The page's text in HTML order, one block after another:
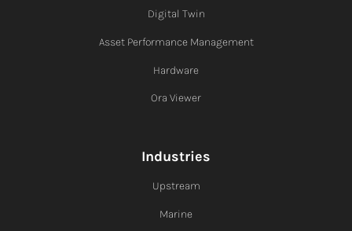
Digital Twin
Asset Performance Management
Hardware
Ora Viewer
Industries
Upstream
Marine